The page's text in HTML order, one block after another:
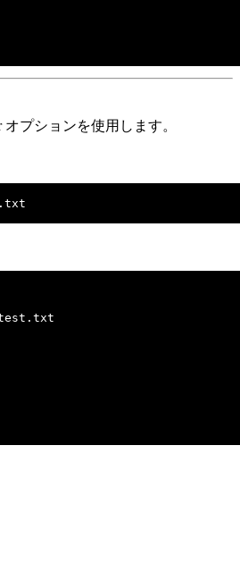
プションを使用します。